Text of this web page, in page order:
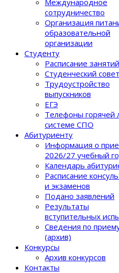
Международное
сотрудничество
Организация
образовательной
организации
Студенту
Расписание занятий
Студенческий совет
Трудоустройство
выпускников
ЕГЭ
Телефоны горячей
системе СПО
Абитуриенту
Информация о
2026/27 учебный
Календарь
Расписание
и экзаменов
Подано заявлений
Результаты
вступительных
Сведения по
(архив)
Конкурсы
Архив конкурсов
Контакты